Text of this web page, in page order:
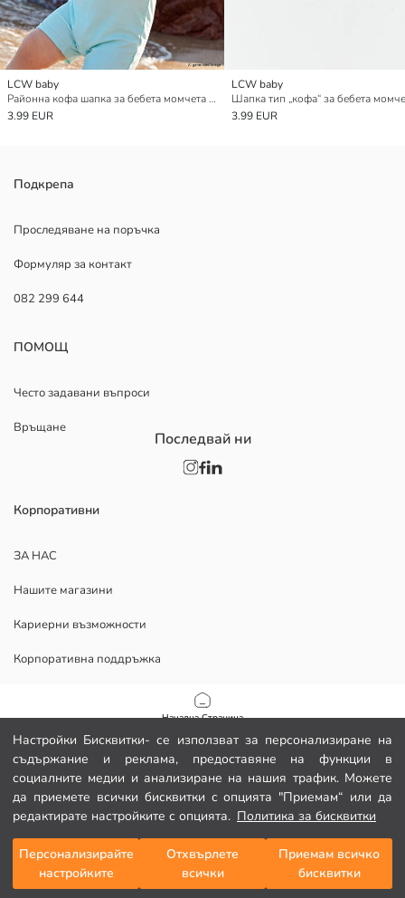
Настройки Бисквитки- се използват за персонализиране на
съдържание и реклама, предоставяне на функции в
социалните медии и анализиране на нашия трафик. Можете
да приемете всички бисквитки с опцията "Приемам“ или да
редактирате настройките с опцията. Политика за бисквитки
Персонализирайте
настройките
Отхвърлете
всички
Приемам всичко
бисквитки
Начална Страница
Категории
Моята количка
LCW baby
Районна кофа шапка за бебета момчета на райета
3.99 EUR
LCW baby
Шапка тип „кофа“ за бебета
3.99 EUR
Подкрепа
Проследяване на поръчка
Формуляр за контакт
082 299 644
ПОМОЩ
Често задавани въпроси
Връщане
Корпоративни
ЗА НАС
Нашите магазини
Кариерни възможности
Корпоративна поддръжка
Условия за ползване
Изтеглете нашето приложение.
Последвай ни